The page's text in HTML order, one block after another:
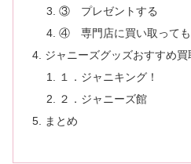
③ プレゼントする
④ 専門店に買い取っても
ジャニーズグッズおすすめ買
１．ジャニキング！
２．ジャニーズ館
まとめ